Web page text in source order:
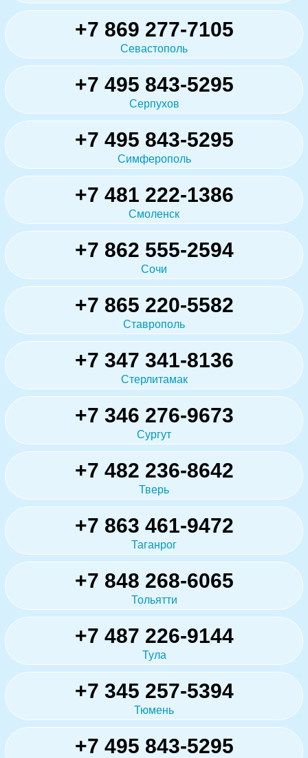
+7 869 277-7105
Севастополь
+7 495 843-5295
Серпухов
+7 495 843-5295
Симферополь
+7 481 222-1386
Смоленск
+7 862 555-2594
Сочи
+7 865 220-5582
Ставрополь
+7 347 341-8136
Стерлитамак
+7 346 276-9673
Сургут
+7 482 236-8642
Тверь
+7 863 461-9472
Таганрог
+7 848 268-6065
Тольятти
+7 487 226-9144
Тула
+7 345 257-5394
Тюмень
+7 495 843-5295